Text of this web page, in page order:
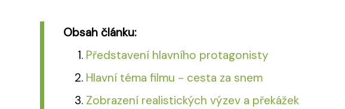
Obsah článku:
Představení hlavního protagonisty
Hlavní téma filmu - cesta za snem
Zobrazení realistických výzev a překážek